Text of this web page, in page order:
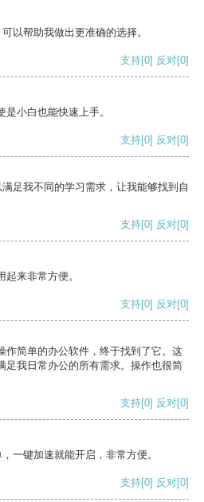
以帮助我做出更准确的选择。
支持[0] 反对[0]
小白也能快速上手。
支持[0] 反对[0]
足我不同的学习需求，让我能够找到自
支持[0] 反对[0]
来非常方便。
支持[0] 反对[0]
作简单的办公软件，终于找到了它。这
足我日常办公的所有需求。操作也很简
支持[0] 反对[0]
一键加速就能开启，非常方便。
支持[0] 反对[0]